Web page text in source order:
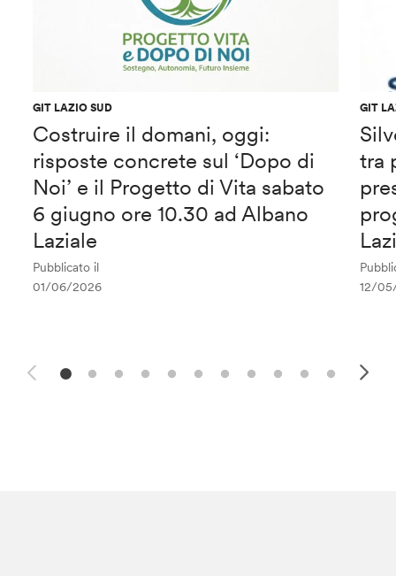
GIT LAZIO SUD
Costruire il domani, oggi:
risposte concrete sul ‘Dopo di
Noi’ e il Progetto di Vita sabato
6 giugno ore 10.30 ad Albano
Laziale
Pubblicato il
01/06/2026
GIT
tra
12/